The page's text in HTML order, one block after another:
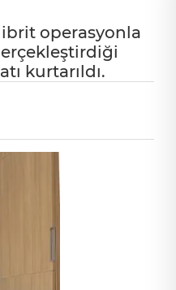
operasyonla
kurtarıldı.